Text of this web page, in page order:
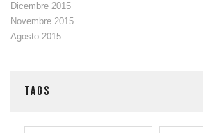
Dicembre 2015
Novembre 2015
Agosto 2015
TAGS